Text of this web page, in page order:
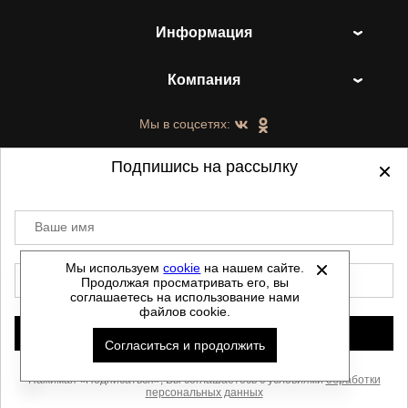
Информация
Компания
Мы в соцсетях:
©2021-2026 - ShoesTown.ru - все права
защищены.
Данный сайт не является интернет магазином и
не является публичной офертой.
Политика обработки персональных данных
Автоматизировано -
Скачать прайс
Мы используемcookie на нашем сайте.
Продолжая просматривать его, вы
соглашаетесь на использование нами
файлов cookie.
Согласиться и продолжить
Подпишись на рассылку
Ваше имя
Нажимая «Подписаться», Вы соглашаетесь с условиямиобработки
персональных данных